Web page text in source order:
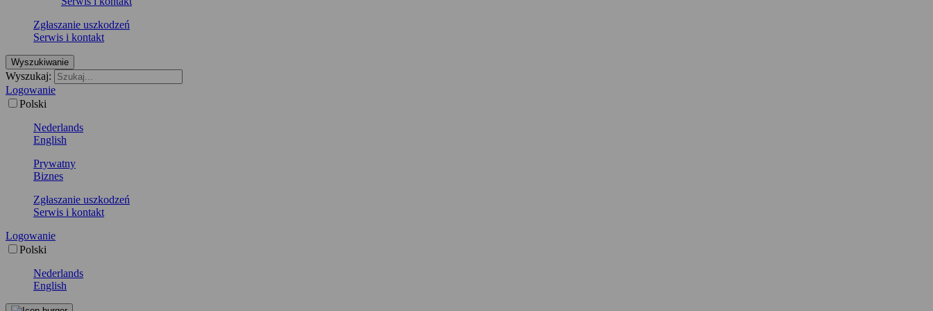
Zgłaszanie uszkodzeń
Serwis i kontakt
Wyszukiwanie
Wyszukaj:
Logowanie
Polski
Nederlands
English
Prywatny
Biznes
Zgłaszanie uszkodzeń
Serwis i kontakt
Logowanie
Polski
Nederlands
English